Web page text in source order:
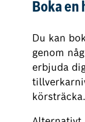
Boka en
Du kan
genom
erbjuda
körsträcka.